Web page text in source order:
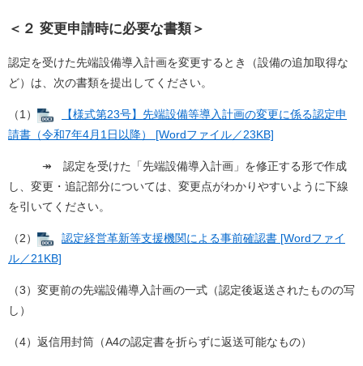
＜２ 変更申請時に必要な書類＞
認定を受けた先端設備導入計画を変更するとき（設備の追加取得な
ど）は、次の書類を提出してください。
（1）
【様式第23号】先端設備等導入計画の変更に係る認定申
請書（令和7年4月1日以降） [Wordファイル／23KB]
↠ 認定を受けた「先端設備導入計画」を修正する形で作成
し、変更・追記部分については、変更点がわかりやすいように下線
を引いてください。
（2）
認定経営革新等支援機関による事前確認書 [Wordファイ
ル／21KB]
（3）変更前の先端設備導入計画の一式（認定後返送されたものの写
し）
（4）返信用封筒（A4の認定書を折らずに返送可能なもの）